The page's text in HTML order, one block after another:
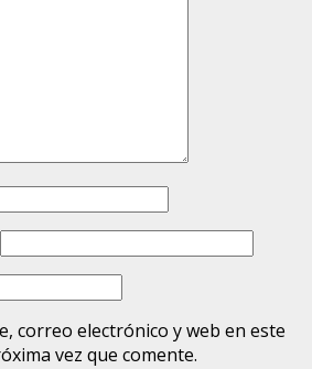
correo electrónico y web en este
vez que comente.